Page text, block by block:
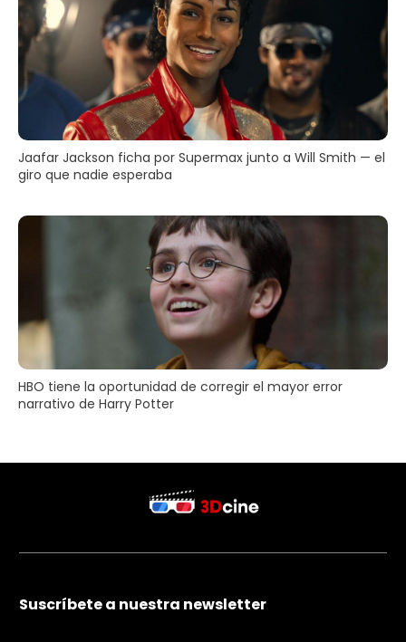
Jaafar Jackson ficha por Supermax junto a Will Smith — el
giro que nadie esperaba
HBO tiene la oportunidad de corregir el mayor error
narrativo de Harry Potter
Suscríbete a nuestra newsletter